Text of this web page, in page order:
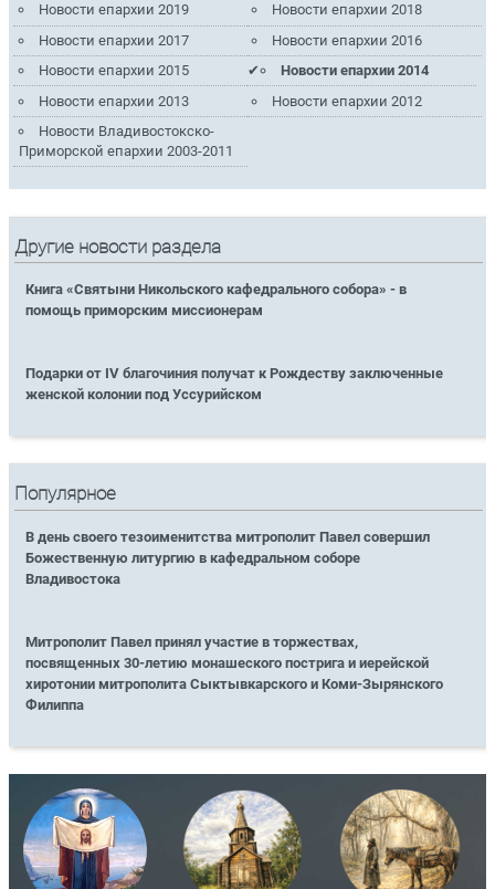
Новости епархии 2019
Новости епархии 2018
Новости епархии 2017
Новости епархии 2016
Новости епархии 2015
Новости епархии 2014
Новости епархии 2013
Новости епархии 2012
Новости Владивостокско-
Приморской епархии 2003-2011
Другие новости раздела
Книга «Святыни Никольского кафедрального собора» - в
помощь приморским миссионерам
Подарки от IV благочиния получат к Рождеству заключенные
женской колонии под Уссурийском
Популярное
В день своего тезоименитства митрополит Павел совершил
Божественную литургию в кафедральном соборе
Владивостока
Митрополит Павел принял участие в торжествах,
посвященных 30-летию монашеского пострига и иерейской
хиротонии митрополита Сыктывкарского и Коми-Зырянского
Филиппа